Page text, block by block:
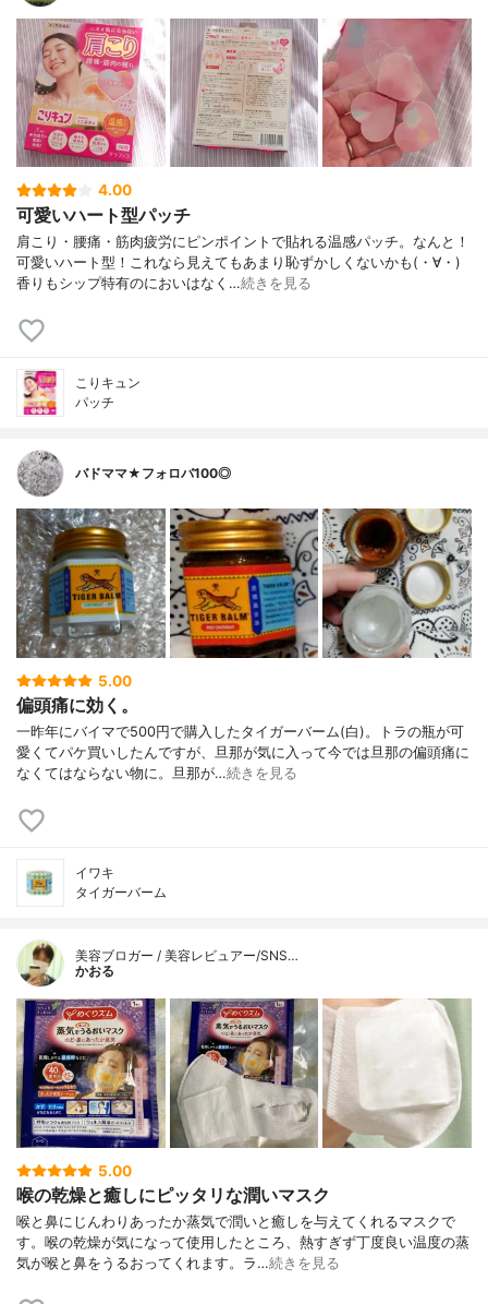
4.00
可愛いハート型パッチ
肩こり・腰痛・筋肉疲労にピンポイントで貼れる温感パッチ。なんと！
可愛いハート型！これなら見えてもあまり恥ずかしくないかも(・∀・)
香りもシップ特有のにおいはなく…続きを見る
こりキュン
パッチ
バドママ★フォロバ100◎
5.00
偏頭痛に効く。
一昨年にバイマで500円で購入したタイガーバーム(白)。トラの瓶が可
愛くてパケ買いしたんですが、旦那が気に入って今では旦那の偏頭痛に
なくてはならない物に。旦那が…続きを見る
イワキ
タイガーバーム
美容ブロガー / 美容レビュアー/SNS…
かおる
5.00
喉の乾燥と癒しにピッタリな潤いマスク
喉と鼻にじんわりあったか蒸気で潤いと癒しを与えてくれるマスクで
す。喉の乾燥が気になって使用したところ、熱すぎず丁度良い温度の蒸
気が喉と鼻をうるおってくれます。ラ…続きを見る